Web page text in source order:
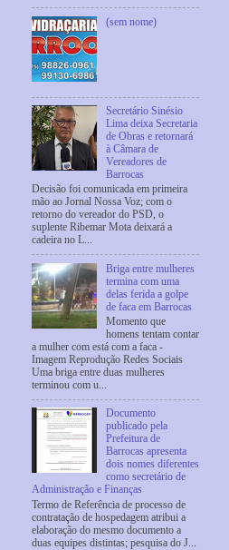
(sem nome)
Secretário Sinésio
Lima deixa Secretaria
de Obras e retornará
à Câmara de
Vereadores de
Barrocas
Decisão foi comunicada em primeira
mão ao Jornal Nossa Voz; com o
retorno do vereador do PSD, o
suplente Ribemar Mota deixará a
cadeira no L...
Briga entre mulheres
termina com uma
delas ferida a golpe
de faca em Barrocas
Momento que
homens tentam contar
a mulher com está com a faca -
Imagem Reprodução Redes Sociais
Uma briga entre duas mulheres
terminou com u...
Documento
publicado pela
Prefeitura de
Barrocas apresenta
dois nomes diferentes
como secretário de
Administração e Finanças
Termo de Referência de processo de
contratação de hospedagem atribui a
elaboração do mesmo documento a
duas equipes distintas; pesquisa do J...